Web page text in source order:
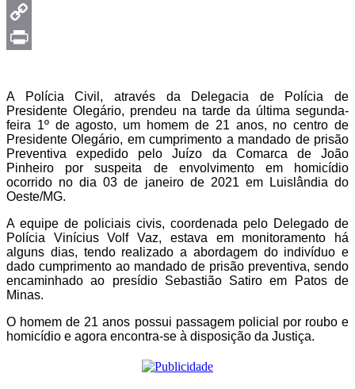
Telegram
Copy
A Polícia Civil, através da Delegacia de Polícia de
Presidente Olegário, prendeu na tarde da última segunda-
feira 1º de agosto, um homem de 21 anos, no centro de
Presidente Olegário, em cumprimento a mandado de prisão
Preventiva expedido pelo Juízo da Comarca de João
Pinheiro por suspeita de envolvimento em homicídio
ocorrido no dia 03 de janeiro de 2021 em Luislândia do
Oeste/MG.
A equipe de policiais civis, coordenada pelo Delegado de
Polícia Vinícius Volf Vaz, estava em monitoramento há
alguns dias, tendo realizado a abordagem do indivíduo e
dado cumprimento ao mandado de prisão preventiva, sendo
encaminhado ao presídio Sebastião Satiro em Patos de
Minas.
O homem de 21 anos possui passagem policial por roubo e
homicídio e agora encontra-se à disposição da Justiça.